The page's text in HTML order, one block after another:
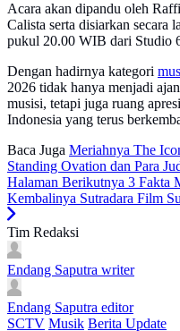
Acara akan dipandu oleh
Calista serta disiarkan secara
pukul 20.00 WIB dari Studio
Dengan hadirnya kategori
2026 tidak hanya menjadi
musisi, tetapi juga ruang
Indonesia yang terus
Baca Juga Meriahnya The
Standing Ovation dan Para
Halaman Berikutnya 3 Fakta
Kembalinya Sutradara Film
Tim Redaksi
Endang Saputra writer
Endang Saputra editor
SCTV Musik Berita Update